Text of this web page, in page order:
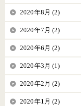
2020年8月 (2)
2020年7月 (2)
2020年6月 (2)
2020年3月 (1)
2020年2月 (2)
2020年1月 (2)